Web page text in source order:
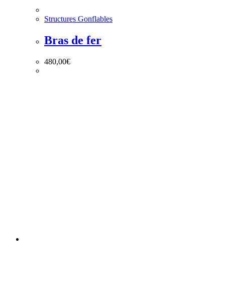
Structures Gonflables
Bras de fer
480,00€